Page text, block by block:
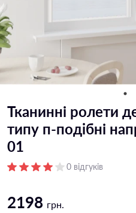
Тканинні ролети
типу п-подiбні
01
0 відгуків
2198 грн.